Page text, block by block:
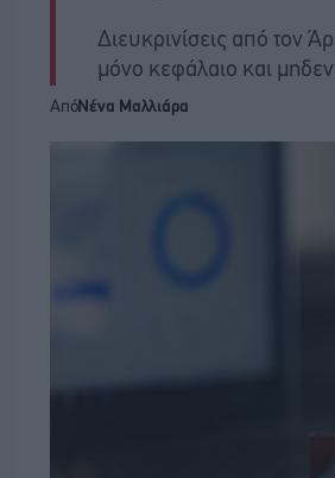
Διευκρινίσεις από τον
μόνο κεφάλαιο και
ΑπόΝένα Μαλλιάρα